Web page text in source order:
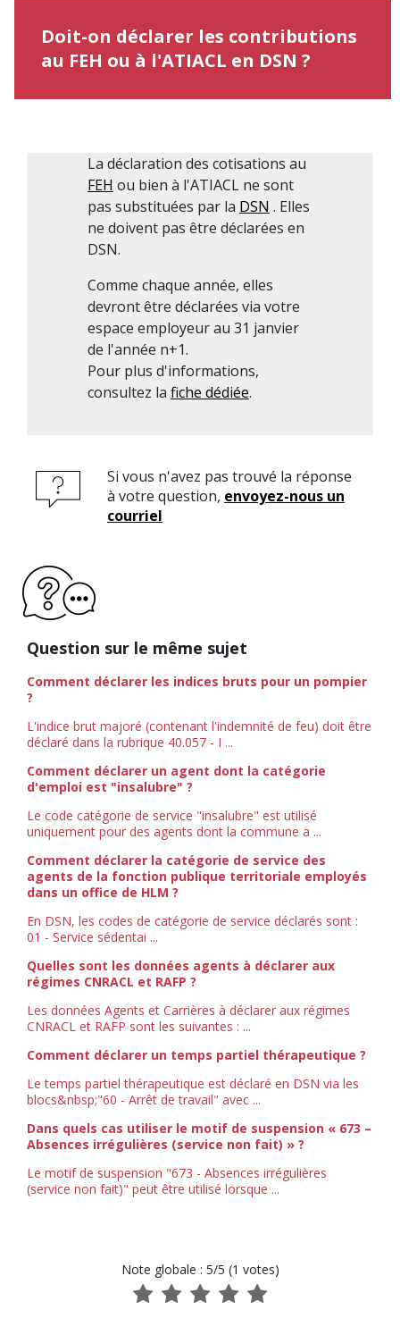
Doit-on déclarer les contributions
au FEH ou à l'ATIACL en DSN ?
La déclaration des cotisations au
FEH ou bien à l'ATIACL ne sont
pas substituées par la DSN . Elles
ne doivent pas être déclarées en
DSN.
Comme chaque année, elles
devront être déclarées via votre
espace employeur au 31 janvier
de l'année n+1.
Pour plus d'informations,
consultez la fiche dédiée.
Si vous n'avez pas trouvé la réponse
à votre question, envoyez-nous un
courriel
Question sur le même sujet
Comment déclarer les indices bruts pour un pompier
?
L'indice brut majoré (contenant l'indemnité de feu) doit être
déclaré dans la rubrique 40.057 - I ...
Comment déclarer un agent dont la catégorie
d'emploi est "insalubre" ?
Le code catégorie de service "insalubre" est utilisé
uniquement pour des agents dont la commune a ...
Comment déclarer la catégorie de service des
agents de la fonction publique territoriale employés
dans un office de HLM ?
En DSN, les codes de catégorie de service déclarés sont :
01 - Service sédentai ...
Quelles sont les données agents à déclarer aux
régimes CNRACL et RAFP ?
Les données Agents et Carrières à déclarer aux régimes
CNRACL et RAFP sont les suivantes : ...
Comment déclarer un temps partiel thérapeutique ?
Le temps partiel thérapeutique est déclaré en DSN via les
blocs&nbsp;"60 - Arrêt de travail" avec ...
Dans quels cas utiliser le motif de suspension « 673 –
Absences irrégulières (service non fait) » ?
Le motif de suspension "673 - Absences irrégulières
(service non fait)" peut être utilisé lorsque ...
Note globale : 5/5 (1 votes)
1 2 3 4